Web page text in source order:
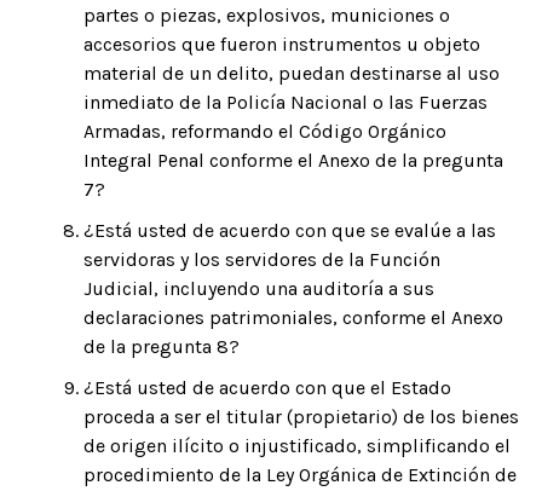
partes o piezas, explosivos, municiones o
accesorios que fueron instrumentos u objeto
material de un delito, puedan destinarse al uso
inmediato de la Policía Nacional o las Fuerzas
Armadas, reformando el Código Orgánico
Integral Penal conforme el Anexo de la pregunta
7?
¿Está usted de acuerdo con que se evalúe a las
servidoras y los servidores de la Función
Judicial, incluyendo una auditoría a sus
declaraciones patrimoniales, conforme el Anexo
de la pregunta 8?
¿Está usted de acuerdo con que el Estado
proceda a ser el titular (propietario) de los bienes
de origen ilícito o injustificado, simplificando el
procedimiento de la Ley Orgánica de Extinción de